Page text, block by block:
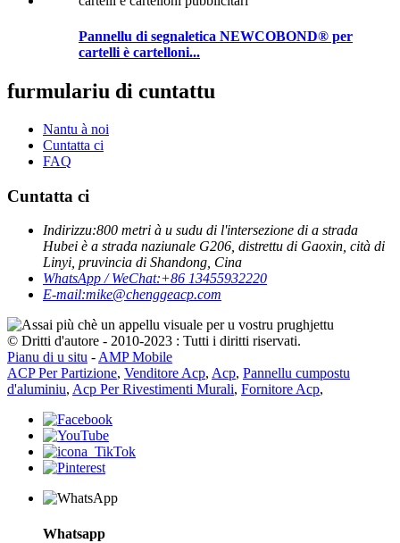
Pannellu di segnaletica NEWCOBOND® per
cartelli è cartelloni...
furmulariu di cuntattu
Nantu à noi
Cuntatta ci
FAQ
Cuntatta ci
Indirizzu:800 metri à u sudu di l'intersezione di a strada
Hubei è a strada naziunale G206, distrettu di Gaoxin, cità di
Linyi, pruvincia di Shandong, Cina
WhatsApp / WeChat:+86 13455932220
E-mail:mike@chenggeacp.com
© Dritti d'autore - 2010-2023 : Tutti i diritti riservati.
Pianu di u situ - AMP Mobile
ACP Per Partizione, Venditore Acp, Acp, Pannellu cumpostu
d'aluminiu, Acp Per Rivestimenti Murali, Fornitore Acp,
Whatsapp